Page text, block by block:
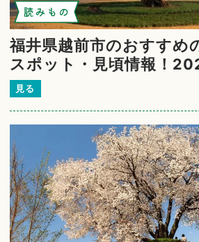
読みもの
福井県越前市のおすすめ
スポット・見頃情報！
見る